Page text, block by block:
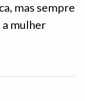
mas sempre
mulher